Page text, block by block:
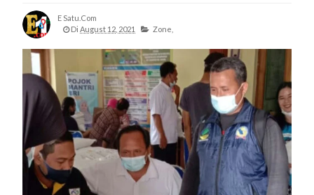
E Satu.com
DiAugust 12, 2021 Zone,